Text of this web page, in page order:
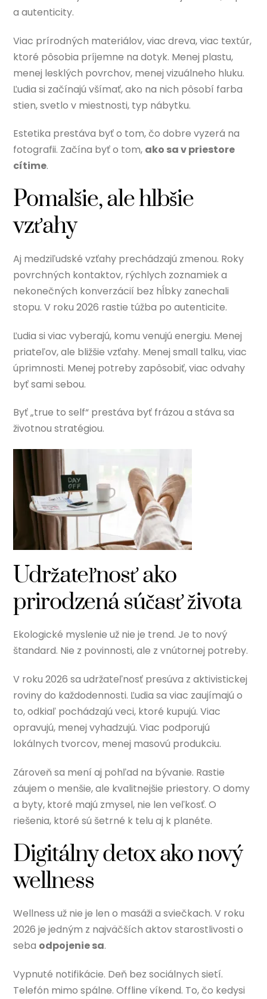
a autenticity.
Viac prírodných materiálov, viac dreva, viac textúr,
ktoré pôsobia príjemne na dotyk. Menej plastu,
menej lesklých povrchov, menej vizuálneho hluku.
Ľudia si začínajú všímať, ako na nich pôsobí farba
stien, svetlo v miestnosti, typ nábytku.
Estetika prestáva byť o tom, čo dobre vyzerá na
fotografii. Začína byť o tom, ako sa v priestore
cítime.
Pomalšie, ale hlbšie
vzťahy
Aj medziľudské vzťahy prechádzajú zmenou. Roky
povrchných kontaktov, rýchlych zoznamiek a
nekonečných konverzácií bez hĺbky zanechali
stopu. V roku 2026 rastie túžba po autenticite.
Ľudia si viac vyberajú, komu venujú energiu. Menej
priateľov, ale bližšie vzťahy. Menej small talku, viac
úprimnosti. Menej potreby zapôsobiť, viac odvahy
byť sami sebou.
Byť „true to self“ prestáva byť frázou a stáva sa
životnou stratégiou.
Udržateľnosť ako
prirodzená súčasť života
Ekologické myslenie už nie je trend. Je to nový
štandard. Nie z povinnosti, ale z vnútornej potreby.
V roku 2026 sa udržateľnosť presúva z aktivistickej
roviny do každodennosti. Ľudia sa viac zaujímajú o
to, odkiaľ pochádzajú veci, ktoré kupujú. Viac
opravujú, menej vyhadzujú. Viac podporujú
lokálnych tvorcov, menej masovú produkciu.
Zároveň sa mení aj pohľad na bývanie. Rastie
záujem o menšie, ale kvalitnejšie priestory. O domy
a byty, ktoré majú zmysel, nie len veľkosť. O
riešenia, ktoré sú šetrné k telu aj k planéte.
Digitálny detox ako nový
wellness
Wellness už nie je len o masáži a sviečkach. V roku
2026 je jedným z najväčších aktov starostlivosti o
seba odpojenie sa.
Vypnuté notifikácie. Deň bez sociálnych sietí.
Telefón mimo spálne. Offline víkend. To, čo kedysi